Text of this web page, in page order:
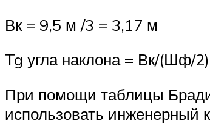
Вк = 9,5 м /3 = 3,17 м
Tg угла наклона = Вк/(Шф/
При помощи таблицы
использовать инженерный